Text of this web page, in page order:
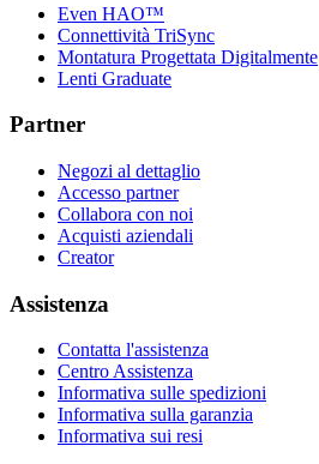
Even HAO™
Connettività TriSync
Montatura Progettata Digitalmente
Lenti Graduate
Partner
Negozi al dettaglio
Accesso partner
Collabora con noi
Acquisti aziendali
Creator
Assistenza
Contatta l'assistenza
Centro Assistenza
Informativa sulle spedizioni
Informativa sulla garanzia
Informativa sui resi